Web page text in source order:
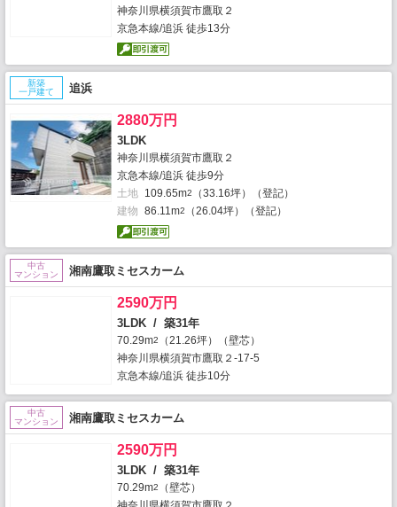
神奈川県横須賀市鷹取２
京急本線/追浜 徒歩13分
新築
一戸建て
追浜
2880万円
3LDK
神奈川県横須賀市鷹取２
京急本線/追浜 徒歩9分
土地 109.65m2
（33.16坪）（登記）
建物 86.11m2 （26.04坪）（登記）
中古
マンション
湘南鷹取ミセスカーム
2590万円
3LDK / 築31年
70.29m2
（21.26坪）（壁芯）
神奈川県横須賀市鷹取２-17-5
京急本線/追浜 徒歩10分
中古
マンション
湘南鷹取ミセスカーム
2590万円
3LDK / 築31年
70.29m2
（壁芯）